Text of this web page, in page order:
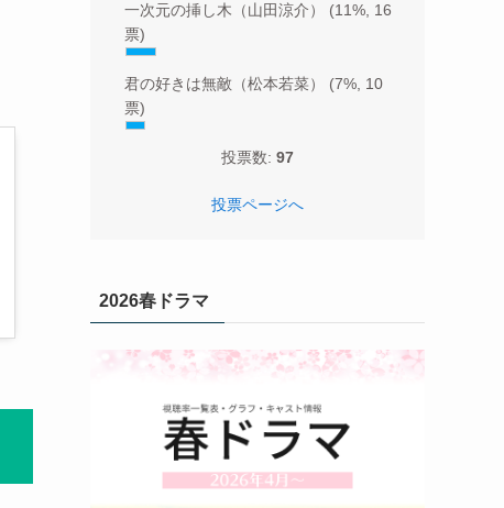
一次元の挿し木（山田涼介） (11%, 16
票)
君の好きは無敵（松本若菜） (7%, 10
票)
投票数: 97
投票ページへ
2026春ドラマ